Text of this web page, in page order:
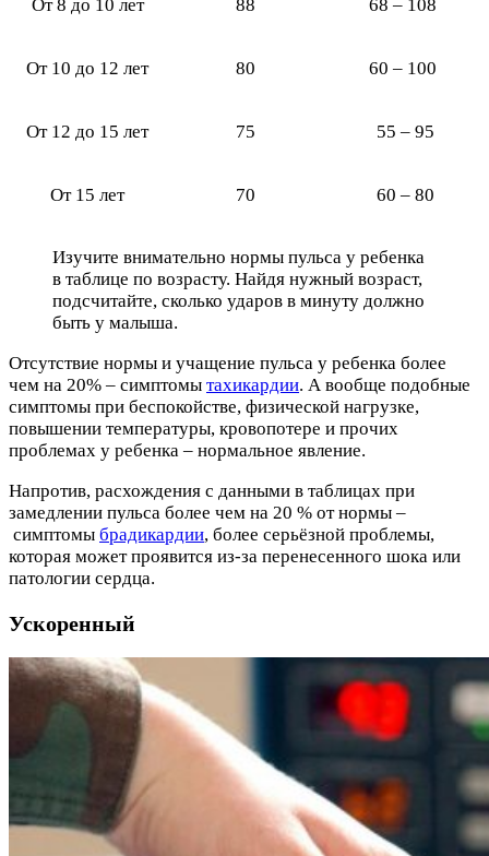
От 8 до 10 лет 88 68 – 108
От 10 до 12 лет 80 60 – 100
От 12 до 15 лет 75 55 – 95
От 15 лет 70 60 – 80
Изучите внимательно нормы пульса у ребенка
в таблице по возрасту. Найдя нужный возраст,
подсчитайте, сколько ударов в минуту должно
быть у малыша.
Отсутствие нормы и учащение пульса у ребенка более
чем на 20% – симптомы тахикардии. А вообще подобные
симптомы при беспокойстве, физической нагрузке,
повышении температуры, кровопотере и прочих
проблемах у ребенка – нормальное явление.
Напротив, расхождения с данными в таблицах при
замедлении пульса более чем на 20 % от нормы –
симптомы брадикардии, более серьёзной проблемы,
которая может проявится из-за перенесенного шока или
патологии сердца.
Ускоренный